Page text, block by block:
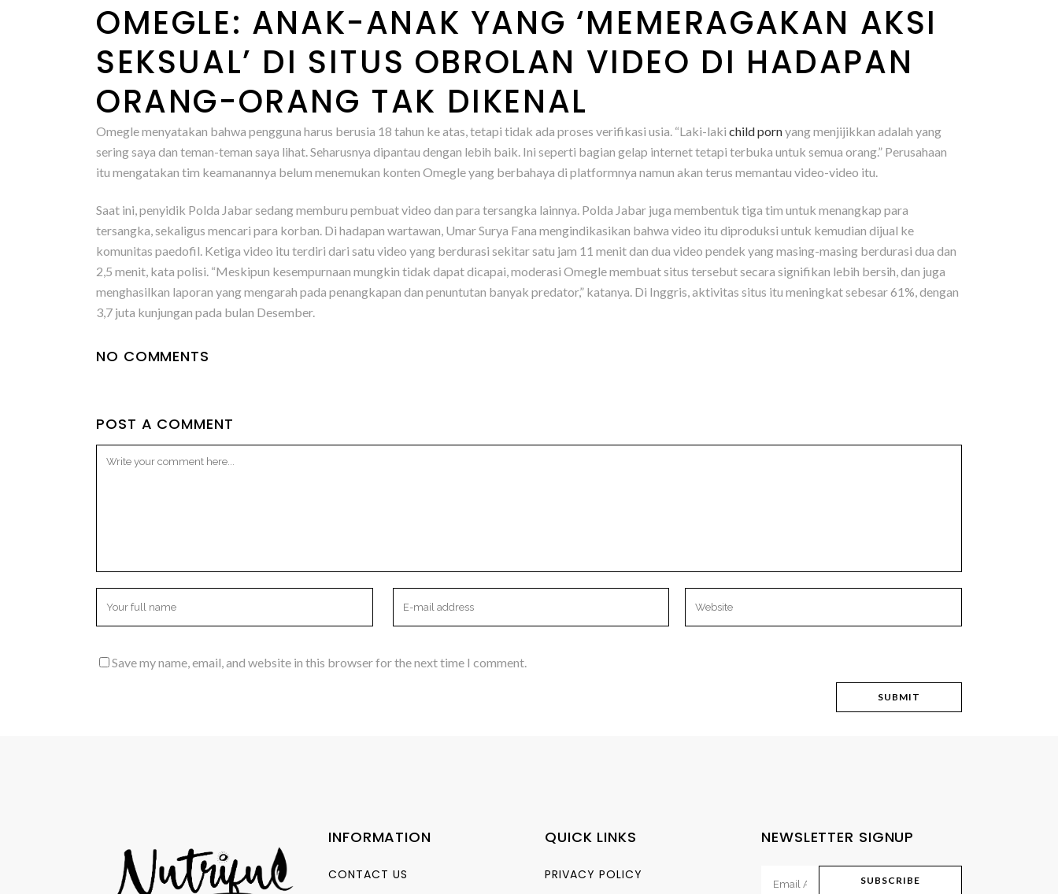
OMEGLE: ANAK-ANAK YANG ‘MEMERAGAKAN AKSI
SEKSUAL’ DI SITUS OBROLAN VIDEO DI HADAPAN
ORANG-ORANG TAK DIKENAL
Omegle menyatakan bahwa pengguna harus berusia 18 tahun ke atas, tetapi tidak ada proses verifikasi usia. “Laki-laki child pornyang menjijikkan adalah yang
sering saya dan teman-teman saya lihat. Seharusnya dipantau dengan lebih baik. Ini seperti bagian gelap internet tetapi terbuka untuk semua orang.” Perusahaan
itu mengatakan tim keamanannya belum menemukan konten Omegle yang berbahaya di platformnya namun akan terus memantau video-video itu.
Saat ini, penyidik Polda Jabar sedang memburu pembuat video dan para tersangka lainnya. Polda Jabar juga membentuk tiga tim untuk menangkap para
tersangka, sekaligus mencari para korban. Di hadapan wartawan, Umar Surya Fana mengindikasikan bahwa video itu diproduksi untuk kemudian dijual ke
komunitas paedofil. Ketiga video itu terdiri dari satu video yang berdurasi sekitar satu jam 11 menit dan dua video pendek yang masing-masing berdurasi dua dan
2,5 menit, kata polisi. “Meskipun kesempurnaan mungkin tidak dapat dicapai, moderasi Omegle membuat situs tersebut secara signifikan lebih bersih, dan juga
menghasilkan laporan yang mengarah pada penangkapan dan penuntutan banyak predator,” katanya. Di Inggris, aktivitas situs itu meningkat sebesar 61%, dengan
3,7 juta kunjungan pada bulan Desember.
NO COMMENTS
POST A COMMENT
Save my name, email, and website in this browser for the next time I comment.
INFORMATION
CONTACT US
QUICK LINKS
PRIVACY POLICY
NEWSLETTER SIGNUP